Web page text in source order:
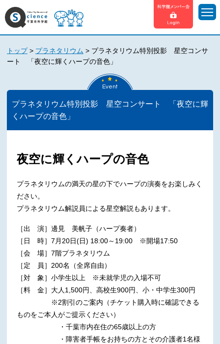
トップ> プラネタリウム > プラネタリウム特別投影 星空コンサ
ート 「夜空に輝くハープの音色」
Event
プラネタリウム特別投影 星空コンサート 「夜空に輝
くハープの音色」
夜空に輝くハープの音色
プラネタリウムの満天の星の下でハープの演奏をお楽しみく
ださい。
プラネタリウム解説員による星空解説もあります。
［出 演］邊見 美帆子（ハープ奏者）
［日 時］7月20日(日) 18:00～19:00 ※開場17:50
［会 場］7階プラネタリウム
［定 員］200名（全席自由）
［対 象］小学生以上 ※未就学児の入場不可
［料 金］大人1,500円、高校生900円、小・中学生300円
※2割引のご案内（チケット購入時に確認できる
ものをご本人がご提示ください）
・千葉市内在住の65歳以上の方
・障害者手帳をお持ちの方とその介護者1名様